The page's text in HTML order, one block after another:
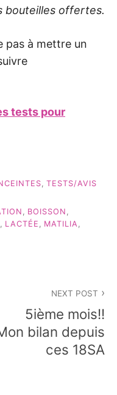
bouteilles offertes.
pas à mettre un
tests pour
TESTS/AVIS
, BOISSON ,
, LACTÉE , MATILIA,
NEXT POST
5ième mois!!
bilan depuis
ces 18SA